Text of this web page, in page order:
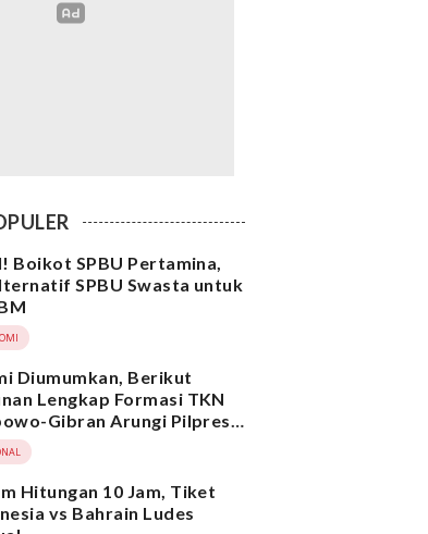
Boikot SPBU Pertamina,
SPBU Swasta untuk
Diumumkan, Berikut
Lengkap Formasi TKN
Gibran Arungi Pilpres
Ada Ridwan Kamil hingga
Yenny Wahid
Hitungan 10 Jam, Tiket
vs Bahrain Ludes